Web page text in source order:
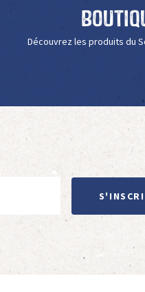
Découvrez les produits du